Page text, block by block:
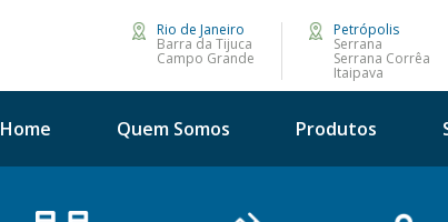
Rio de Janeiro
Barra da Tijuca
Campo Grande
Petrópolis
Serrana
Serrana Corrêa
Itaipava
Home Quem Somos Produtos